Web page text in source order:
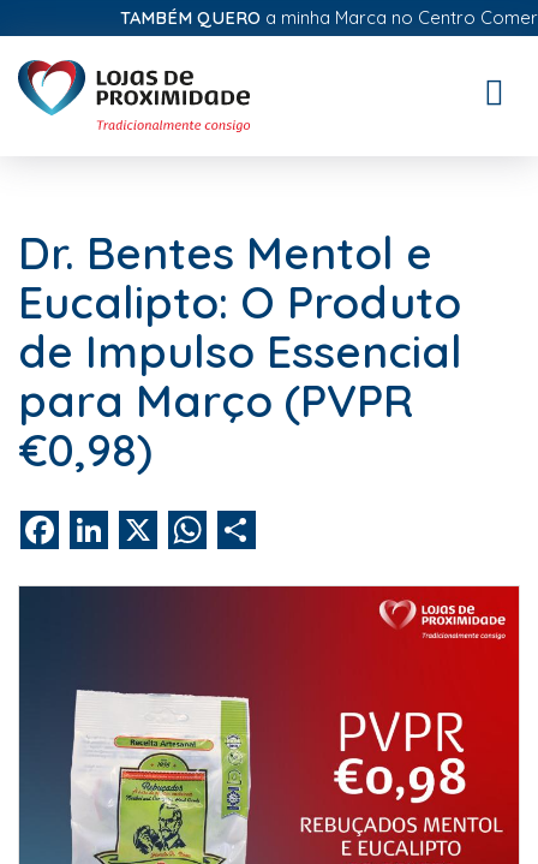
TAMBÉM QUEROa minha Marca no Centro
Dr. Bentes Mentol e
Eucalipto: O Produto
de Impulso Essencial
para Março (PVPR
€0,98)
FacebookLinkedIn WhatsApp